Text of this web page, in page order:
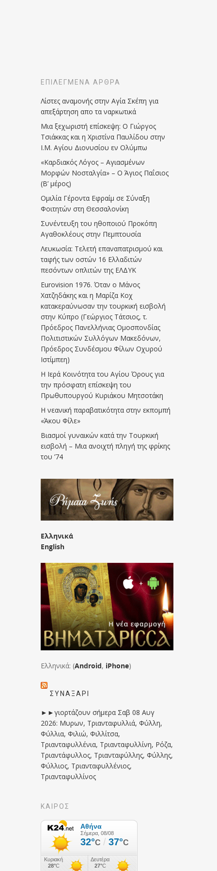
ΕΠΙΛΕΓΜΈΝΑ ΆΡΘΡΑ
Λίστες αναμονής στην Αγία Σκέπη για
απεξάρτηση απο τα ναρκωτικά
Μια ξεχωριστή επίσκεψη: Ο Γιώργος
Τσιάκκας και η Χριστίνα Παυλίδου στην
Ι.Μ. Αγίου Διονυσίου εν Ολύμπω
«Καρδιακός Λόγος – Αγιασμένων
Μορφών Νοσταλγία» – Ο Άγιος Παΐσιος
(Β’ μέρος)
Ομιλία Γέροντα Εφραίμ σε Σύναξη
Φοιτητών στη Θεσσαλονίκη
Συνέντευξη του ηθοποιού Προκόπη
Αγαθοκλέους στην Πεμπτουσία
Λευκωσία: Τελετή επαναπατρισμού και
ταφής των οστών 16 Ελλαδιτών
πεσόντων οπλιτών της ΕΛΔΥΚ
Eurovision 1976. Όταν ο Μάνος
Χατζηδάκης και η Μαρίζα Κοχ
κατακεραύνωσαν την τουρκική εισβολή
στην Κύπρο (Γεώργιος Τάτσιος, τ.
Πρόεδρος Πανελλήνιας Ομοσπονδίας
Πολιτιστικών Συλλόγων Μακεδόνων,
Πρόεδρος Συνδέσμου Φίλων Οχυρού
Ιστίμπεη)
Η Ιερά Κοινότητα του Αγίου Όρους για
την πρόσφατη επίσκεψη του
Πρωθυπουργού Κυριάκου Μητσοτάκη
Η νεανική παραβατικότητα στην εκπομπή
«Άκου Φίλε»
Βιασμοί γυναικών κατά την Τουρκική
εισβολή – Μια ανοιχτή πληγή της φρίκης
του ’74
Ελληνικά
English
Ελληνικά: (Android, iPhone)
ΣΥΝΑΞΆΡΙ
►►γιορτάζουν σήμερα Σαβ 08 Αυγ
2026: Μυρων, Τριανταφυλλιά, Φύλλη,
Φύλλια, Φιλιώ, Φιλλίτσα,
Τριανταφυλλένια, Τριανταφυλλίνη, Ρόζα,
Τριαντάφυλλος, Τριανταφύλλης, Φύλλης,
Φύλλιος, Τριανταφυλλένιος,
Τριανταφυλλίνος
ΚΑΙΡΟΣ